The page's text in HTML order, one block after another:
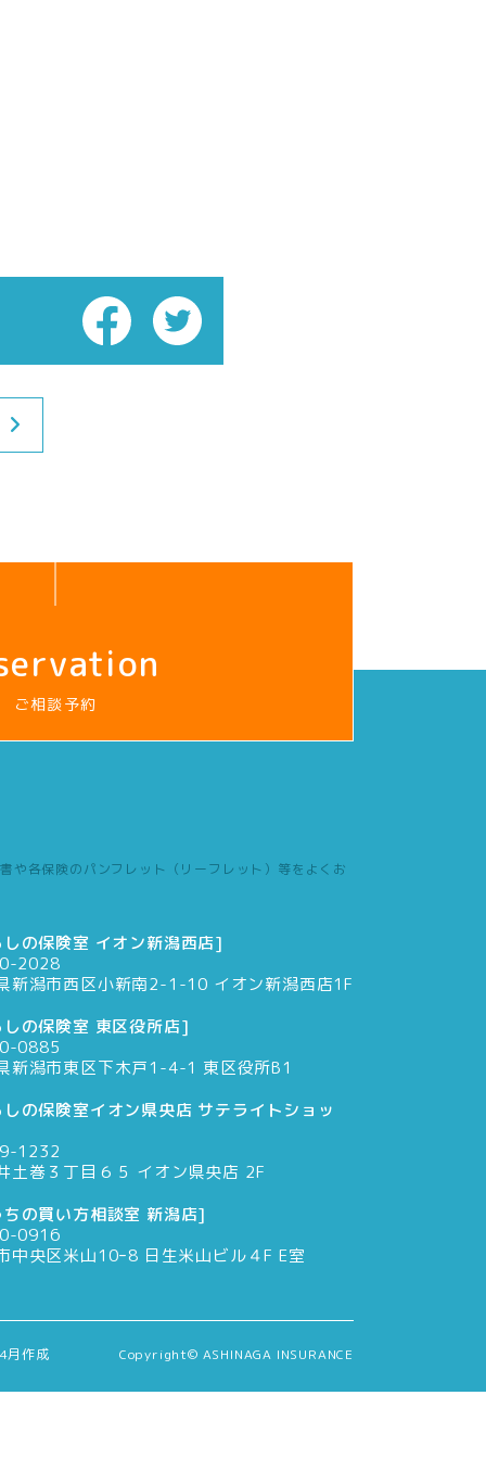
ご相談予約
や各保険のパンフレット（リーフレット）等をよくお
の保険室 イオン新潟西店]
2028
新潟市西区小新南2-1-10 イオン新潟西店1F
の保険室 東区役所店]
0885
新潟市東区下木戸1-4-1 東区役所B1
の保険室イオン県央店 サテライトショッ
1232
土巻３丁目６５ イオン県央店 2F
の買い方相談室 新潟店]
0916
中央区米山10ｰ8 日生米山ビル４F E室
4月作成 Copyright© ASHINAGA INSURANCE